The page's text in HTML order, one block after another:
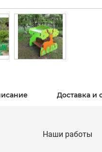
Доставка и
Наши работы